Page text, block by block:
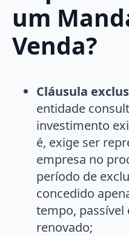
um
Venda?
Cláusula
entidade
investimento
é, exige ser
empresa no
período de
concedido
tempo, passível
renovado;